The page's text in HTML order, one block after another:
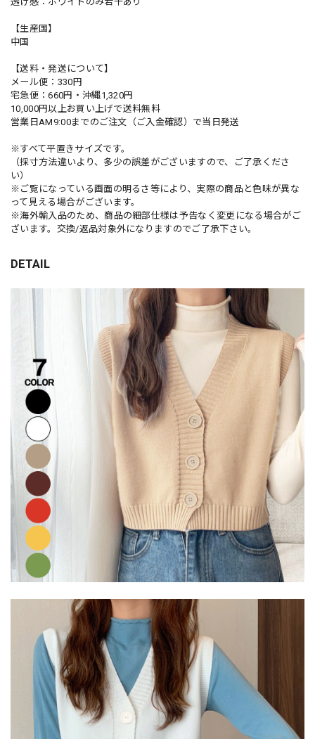
【生産国】
中国
【送料・発送について】
メール便：330円
宅急便：660円・沖縄1,320円
10,000円以上お買い上げで送料無料
営業日AM9:00までのご注文（ご入金確認）で当日発送
※すべて平置きサイズです。
（採寸方法違いより、多少の誤差がございますので、ご了承くださ
い）
※ご覧になっている画面の明るさ等により、実際の商品と色味が異な
って見える場合がございます。
※海外輸入品のため、商品の細部仕様は予告なく変更になる場合がご
ざいます。交換/返品対象外になりますのでご了承下さい。
DETAIL